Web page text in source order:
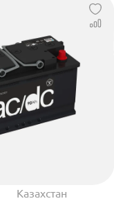
Казахстан